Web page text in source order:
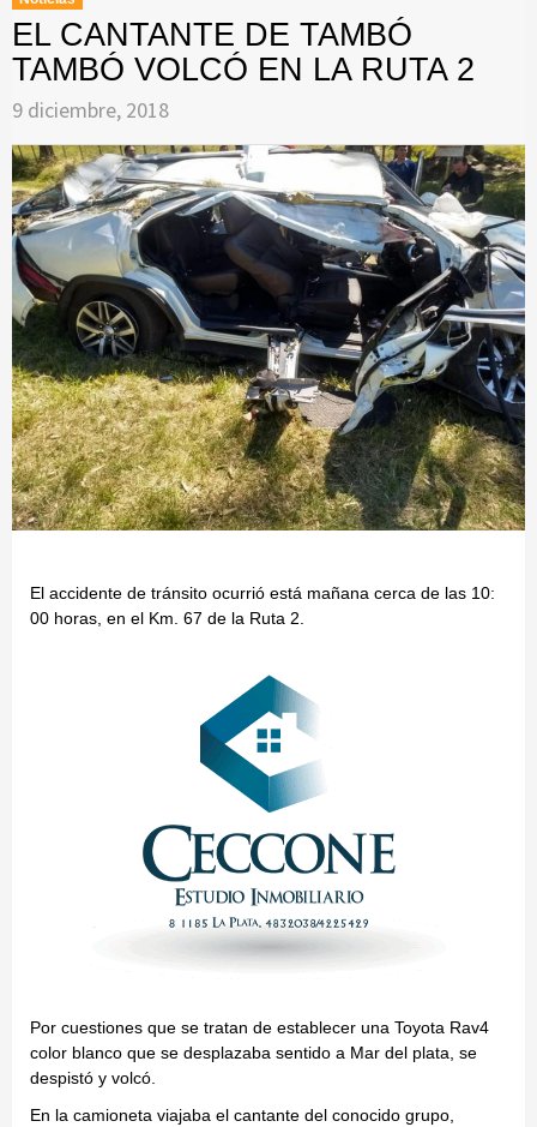
EL CANTANTE DE TAMBÓ
TAMBÓ VOLCÓ EN LA RUTA 2
9 diciembre, 2018
El accidente de tránsito ocurrió está mañana cerca de las 10:
00 horas, en el Km. 67 de la Ruta 2.
Por cuestiones que se tratan de establecer una Toyota Rav4
color blanco que se desplazaba sentido a Mar del plata, se
despistó y volcó.
En la camioneta viajaba el cantante del conocido grupo,